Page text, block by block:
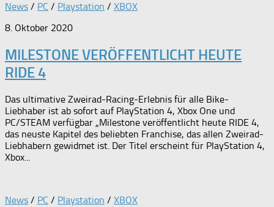
News / PC / Playstation / XBOX
8. Oktober 2020
MILESTONE VERÖFFENTLICHT HEUTE
RIDE 4
Das ultimative Zweirad-Racing-Erlebnis für alle Bike-
Liebhaber ist ab sofort auf PlayStation 4, Xbox One und
PC/STEAM verfügbar „Milestone veröffentlicht heute RIDE 4,
das neuste Kapitel des beliebten Franchise, das allen Zweirad-
Liebhabern gewidmet ist. Der Titel erscheint für PlayStation 4,
Xbox...
News / PC / Playstation / XBOX